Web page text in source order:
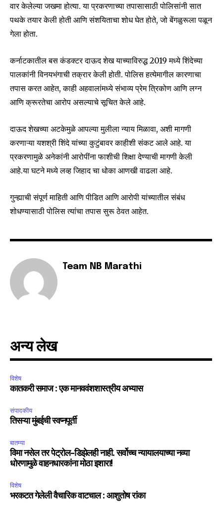
SUBSCRIBERS and be part of the
conversation.
To subscribe, simply enter your email address on our website
or click the subscribe button below. Don't worry, we respect
safe with us.
SUBSCRIBE
I've read and accept the
Fans
वार केलेल्या जखमा होत्या. या प्रकरणाच्या तपासासाठी पोलिसांनी सात
पथके तयार केली होती आणि संशयिताचा शोध घेत होते, जो बेंगळुरूला पळून
गेला होता.
कर्नाटकातील बस कंडक्टर दाऊद शेख याच्याविरुद्ध 2019 मध्ये शिंदेच्या
पालकांनी विनयभंगाची तक्रार केली होती. पोलिस हत्येमागील कारणाचा
तपास करत आहेत, काही अहवालांमध्ये संभाव्य प्रेम त्रिकोण आणि लग्न
आणि क्रूरतेचा आरोप असल्याचे सूचित केले आहे.
दाऊद शेखच्या अटकेमुळे आपल्या मुलीला न्याय मिळावा, अशी मागणी
करणाऱ्या यशश्री शिंदे यांच्या कुटुंबावर काहीशी संकट आले आहे. या
प्रकरणामुळे अनेकांनी आरोपींना फाशीची शिक्षा देण्याची मागणी केली
आहे.या घटने मध्ये लव्ह जिहाद चा धोका आणखी वाढला आहे.
गुन्ह्याची संपूर्ण माहिती आणि पीडित आणि आरोपी यांच्यातील संबंध
शोधण्यासाठी पोलिस त्यांचा तपास सुरू ठेवत आहेत.
Team NB Marathi
अन्य लेख
विशेष
कातकरी समाज : एक मानववंशशास्त्रीय अभ्यास
संपादकीय
तिसऱ्या मुंबईची स्वप्नपूर्ती
बातम्या
विमा नसेल तर पेट्रोल-डिझेलही नाही. सर्वोच्च न्यायालयाच्या नव्या
धोरणामुळे वाहनधारकांना मोठा इशारा!
विशेष
भरकटत गेलेली वैचारिक वाटचाल : आशुतोष रांका